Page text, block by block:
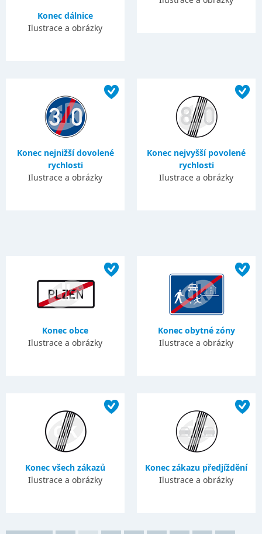
Konec dálnice
Ilustrace a obrázky
Konec nejnižší dovolené
rychlosti
Ilustrace a obrázky
Konec nejvyšší povolené
rychlosti
Ilustrace a obrázky
Konec obce
Ilustrace a obrázky
Konec obytné zóny
Ilustrace a obrázky
Konec všech zákazů
Ilustrace a obrázky
Konec zákazu předjíždění
Ilustrace a obrázky